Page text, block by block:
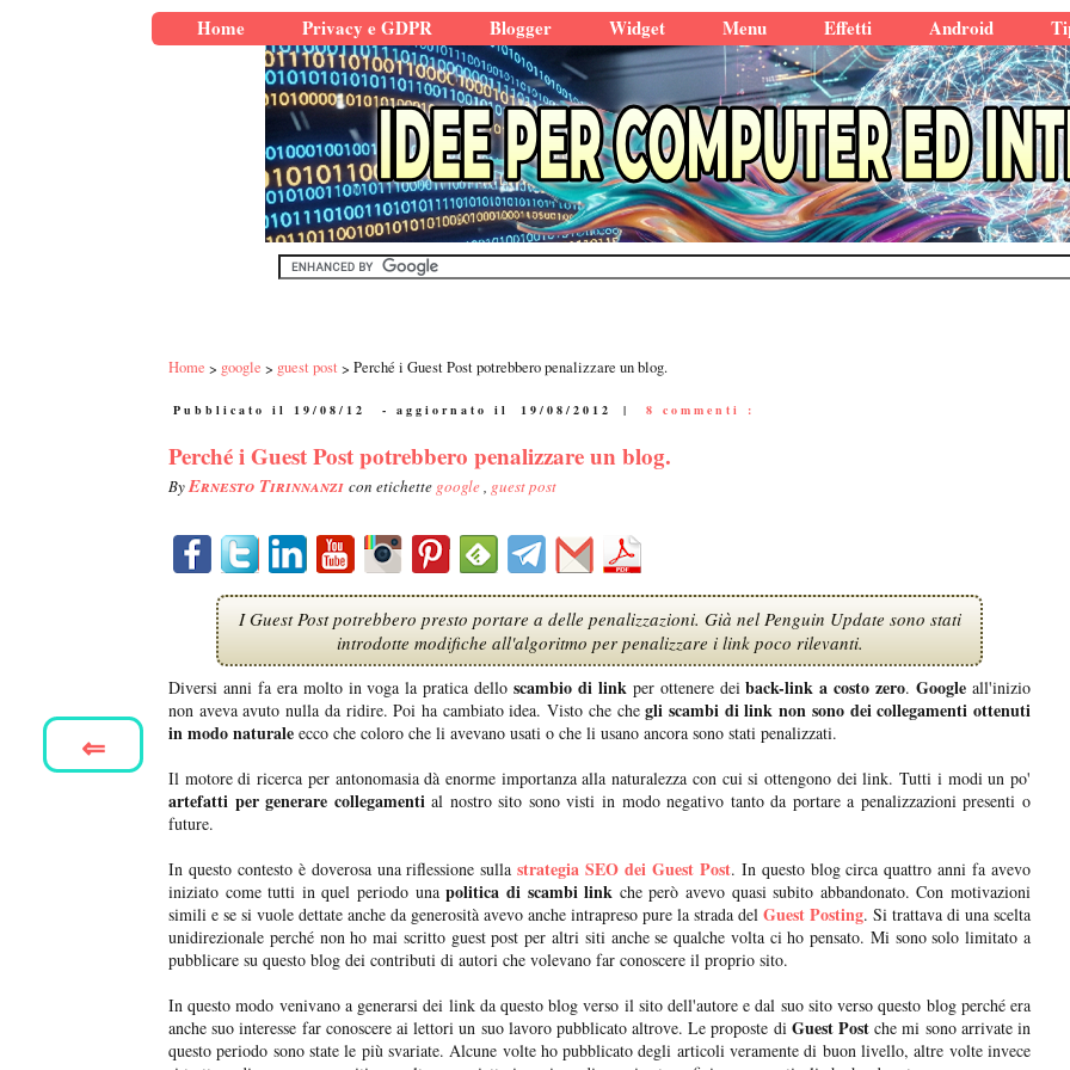
Home Privacy e GDPR Blogger Widget Menu Effetti Android
Home google guest post Perché i Guest Post potrebbero penalizzare un blog.
Pubblicato il 19/08/12 - aggiornato il 19/08/2012 | 8 commenti :
Perché i Guest Post potrebbero penalizzare un blog.
ByErnesto Tirinnanzi con etichette google, guest post
I Guest Post potrebbero presto portare a delle penalizzazioni. Già nel Penguin Update sono stati
introdotte modifiche all'algoritmo per penalizzare i link poco rilevanti.
Diversi anni fa era molto in voga la pratica delloscambio di linkper ottenere deiback-link a costo zero.Google all'inizio
non aveva avuto nulla da ridire. Poi ha cambiato idea. Visto che chegli scambi di link non sono dei collegamenti ottenuti
in modo naturale ecco che coloro che li avevano usati o che li usano ancora sono stati penalizzati.
Il motore di ricerca per antonomasia dà enorme importanza alla naturalezza con cui si ottengono dei link. Tutti i modi un po'
artefatti per generare collegamential nostro sito sono visti in modo negativo tanto da portare a penalizzazioni presenti o
future.
In questo contesto è doverosa una riflessione sullastrategia SEO dei Guest Post. In questo blog circa quattro anni fa avevo
iniziato come tutti in quel periodo unapolitica di scambi link che però avevo quasi subito abbandonato. Con motivazioni
simili e se si vuole dettate anche da generosità avevo anche intrapreso pure la strada del Guest Posting. Si trattava di una scelta
unidirezionale perché non ho mai scritto guest post per altri siti anche se qualche volta ci ho pensato. Mi sono solo limitato a
pubblicare su questo blog dei contributi di autori che volevano far conoscere il proprio sito.
In questo modo venivano a generarsi dei link da questo blog verso il sito dell'autore e dal suo sito verso questo blog perché era
anche suo interesse far conoscere ai lettori un suo lavoro pubblicato altrove. Le proposte di Guest Post che mi sono arrivate in
questo periodo sono state le più svariate. Alcune volte ho pubblicato degli articoli veramente di buon livello, altre volte invece
⇐